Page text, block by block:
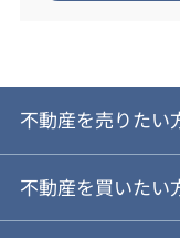
不動産を売りたい
ご売却ガイド
不動産を買いたい